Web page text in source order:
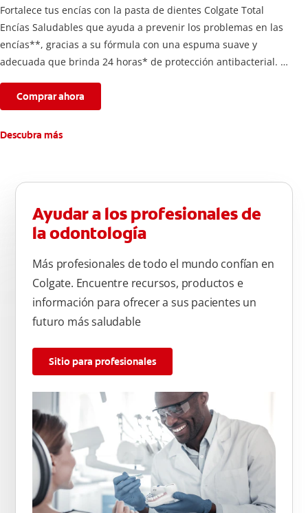
Fortalece tus encías con la pasta de dientes Colgate Total
Encías Saludables que ayuda a prevenir los problemas en las
encías**, gracias a su fórmula con una espuma suave y
adecuada que brinda 24 horas* de protección antibacterial.
semanas.
**Causados por bacterias.
Comprar ahora
Descubra más
Ayudar a los profesionales de
la odontología
Más profesionales de todo el mundo confían en
Colgate. Encuentre recursos, productos e
información para ofrecer a sus pacientes un
futuro más saludable
Sitio para profesionales